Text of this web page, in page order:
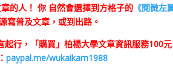
的人！ 你 自然會選擇到方格子的 《閱微左
寫普及文章，或到出路。
起行，「購買」柏楊大學文章資訊服務100元
paypal.me/wukaikam1988